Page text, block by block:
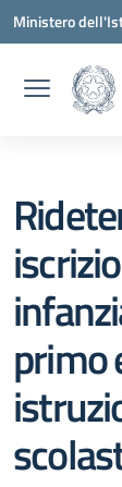
Vai ai contenuti
Vai al menu di
Vai al footer
Ministero
primo